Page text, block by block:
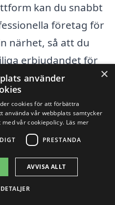
kan du snabbt
företag för
närhet, så att du
erbjudandet för
och utan
×
använder
cookies för att förbättra
använda vår webbplats samtycker
vår cookiepolicy. Läs mer
PRESTANDA
AVVISA ALLT